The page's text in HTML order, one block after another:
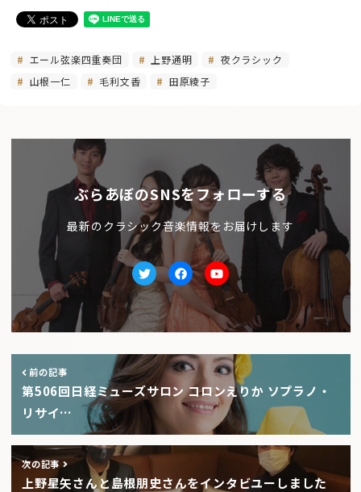
エール弦楽四重奏団 上野通明
夜クラシック
山根一仁
毛利文香 田原綾子
ぶらあぼのSNSをフォローする
最新のクラシック音楽情報をお届けします
TwitterfacebookYoutube
前の記事
第506回日経ミューズサロン コロンえりか ソプラノ・
リサイ…
次の記事
上野星矢さんと島根朋史さんをインタビユーしました